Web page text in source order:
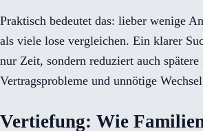
Praktisch bedeutet das: lieber wenige
als viele lose vergleichen. Ein klarer
nur Zeit, sondern reduziert auch
Vertragsprobleme und unnötige
Vertiefung: Wie